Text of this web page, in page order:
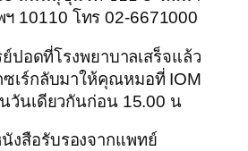
ฯ 10110 โทร 02-6671000
ย์ปอดที่โรงพยาบาลเสร็จแล้ว
ซเร์กลับมาให้คุณหมอที่ IOM
วันเดียวกันก่อน 15.00 น
งสือรับรองจากแพทย์